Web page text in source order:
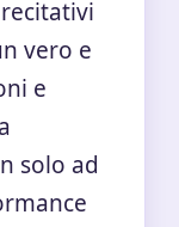
vero e
e
solo ad